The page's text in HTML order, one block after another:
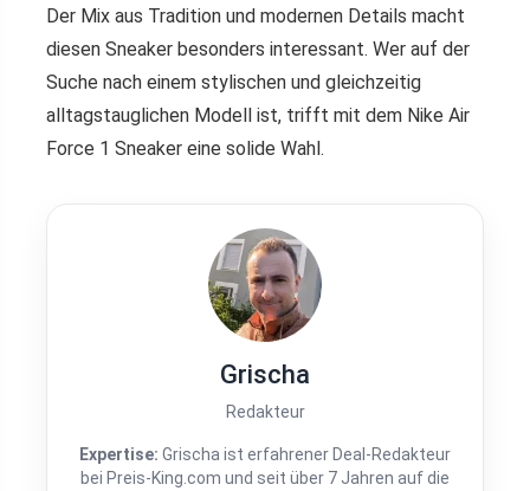
Der Mix aus Tradition und modernen Details macht
diesen Sneaker besonders interessant. Wer auf der
Suche nach einem stylischen und gleichzeitig
alltagstauglichen Modell ist, trifft mit dem Nike Air
Force 1 Sneaker eine solide Wahl.
Grischa
Redakteur
Expertise: Grischa ist erfahrener Deal-Redakteur
bei Preis-King.com und seit über 7 Jahren auf die